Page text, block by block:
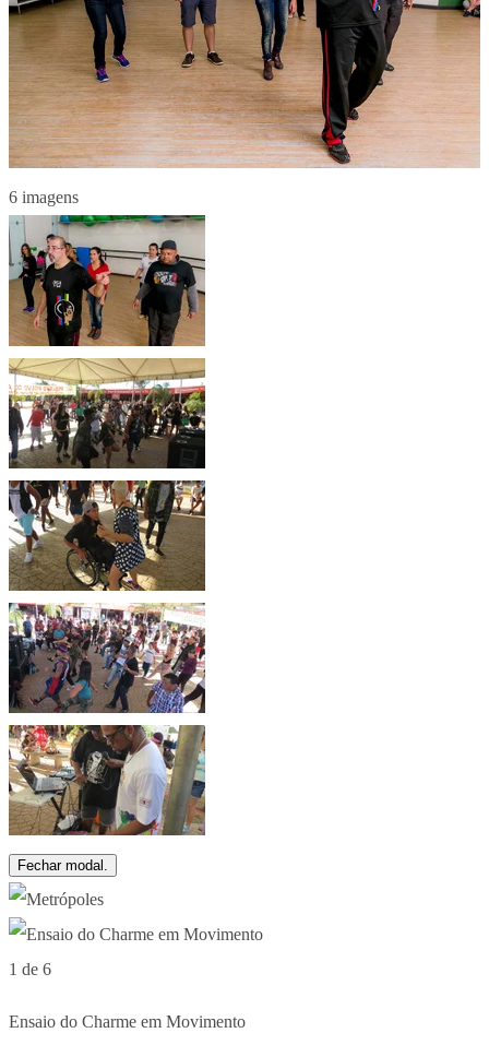
6 imagens
Fechar modal.
1 de 6
Ensaio do Charme em Movimento